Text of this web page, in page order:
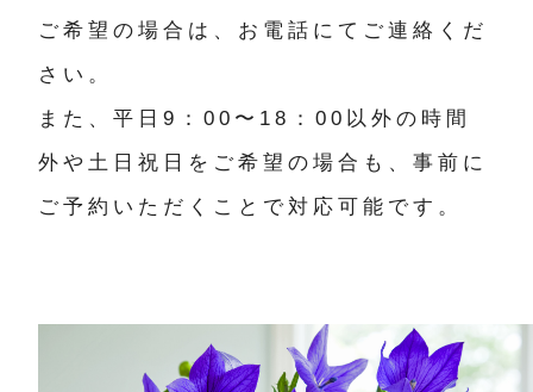
ご希望の場合は、お電話にてご連絡くだ
さい。
また、平日9：00〜18：00以外の時間
外や土日祝日をご希望の場合も、事前に
ご予約いただくことで対応可能です。